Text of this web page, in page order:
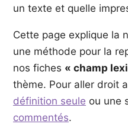
un texte et quelle
Cette page explique la
une méthode pour la
nos fiches « champ
thème. Pour aller droit
définition seule ou une
commentés.